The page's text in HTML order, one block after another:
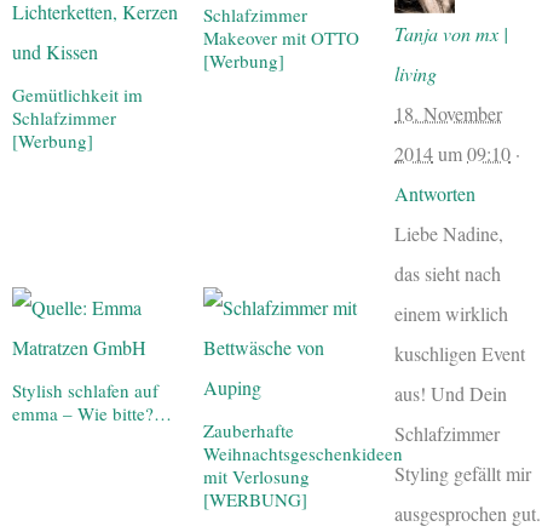
Gemütlichkeit im
Schlafzimmer
[Werbung]
Schlafzimmer
Makeover mit OTTO
[Werbung]
Stylish schlafen auf
emma – Wie bitte?…
Zauberhafte
Weihnachtsgeschenkideen
mit Verlosung
[WERBUNG]
Tanja von mx |
living
18. November
2014um09:10 ·
Antworten
Liebe Nadine,
das sieht nach
einem wirklich
kuschligen Event
aus! Und Dein
Schlafzimmer
Styling gefällt mir
ausgesprochen gut.